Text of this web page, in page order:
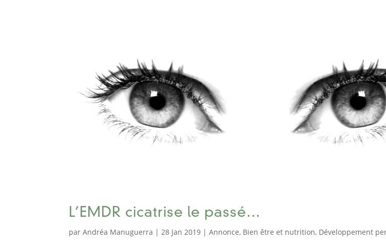
L’EMDR cicatrise le passé…
parAndréa Manuguerra | 28 Jan 2019 |Annonce, Bien être et nutrition, Développement